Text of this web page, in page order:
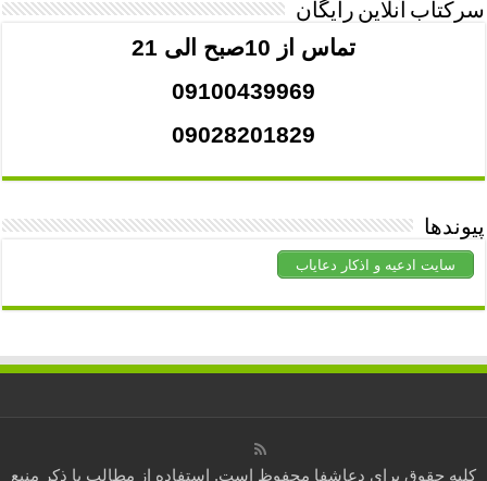
سرکتاب آنلاین رایگان
تماس از 10صبح الی 21
09100439969
09028201829
پیوندها
سایت ادعیه و اذکار دعایاب
کلیه حقوق برای دعاشفا محفوظ است. استفاده از مطالب با ذکر منبع